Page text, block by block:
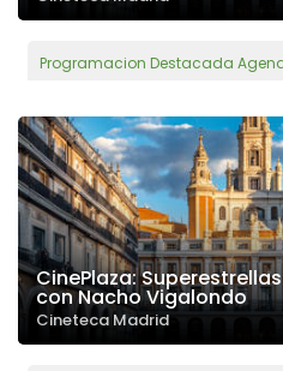
Programacion Destacada
CinePlaza:
con Nacho Vigalondo
Cineteca Madrid